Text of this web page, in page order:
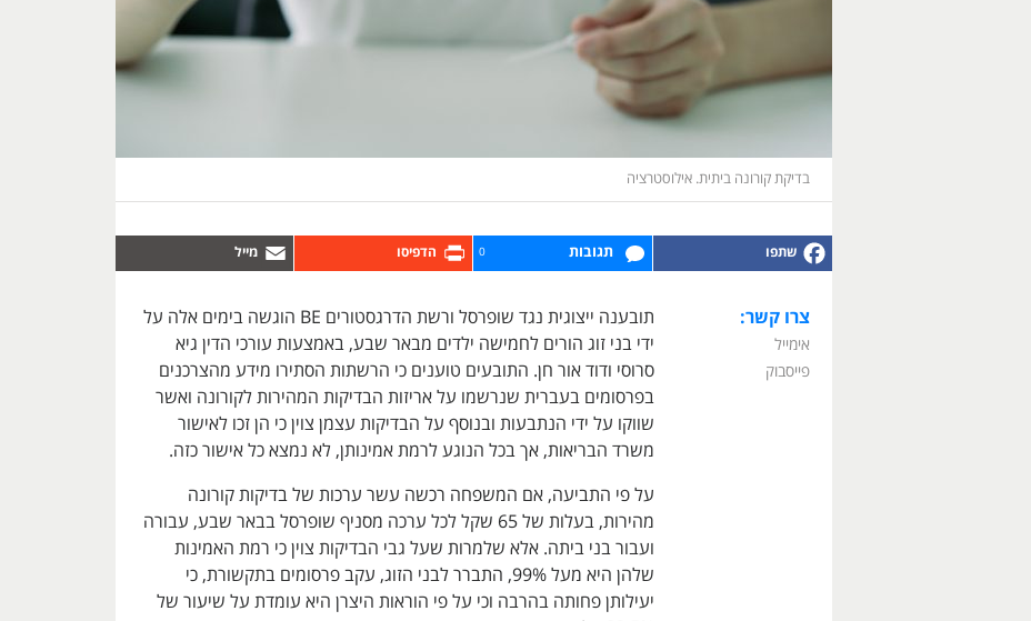
בדיקת קורונה ביתית. אילוסטרציה
תגובות 0
צרו קשר:
אימייל
פייסבוק
תובענה ייצוגית נגד שופרסל ורשת הדרגסטורים BE הוגשה בימים אלה על
ידי בני זוג הורים לחמישה ילדים מבאר שבע, באמצעות עורכי הדין גיא
סרוסי ודוד אור חן. התובעים טוענים כי הרשתות הסתירו מידע מהצרכנים
בפרסומים בעברית שנרשמו על אריזות הבדיקות המהירות לקורונה ואשר
שווקו על ידי הנתבעות ובנוסף על הבדיקות עצמן צוין כי הן זכו לאישור
משרד הבריאות, אך בכל הנוגע לרמת אמינותן, לא נמצא כל אישור כזה.
על פי התביעה, אם המשפחה רכשה עשר ערכות של בדיקות קורונה
מהירות, בעלות של 65 שקל לכל ערכה מסניף שופרסל בבאר שבע, עבורה
ועבור בני ביתה. אלא שלמרות שעל גבי הבדיקות צוין כי רמת האמינות
שלהן היא מעל 99%, התברר לבני הזוג, עקב פרסומים בתקשורת, כי
יעילותן פחותה בהרבה וכי על פי הוראות היצרן היא עומדת על שיעור של